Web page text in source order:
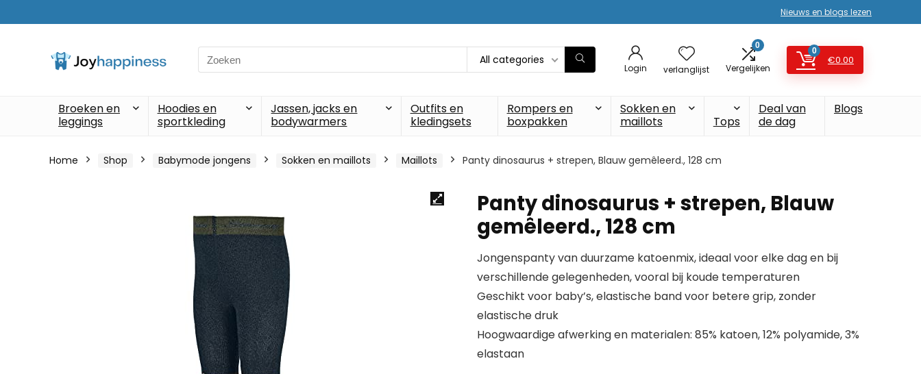
Nieuws en blogs lezen
Search
for:
All categories
Login verlanglijst
0
Vergelijken
0
€0.00
Broeken en
leggings
Hoodies en
sportkleding
Jassen, jacks en
bodywarmers
Outfits en
kledingsets
Rompers en
boxpakken
Sokken en
maillots
Tops
Deal van
de dag
Blogs
Home Shop Babymode jongens Sokken en maillots Maillots Panty dinosaurus + strepen, Blauw gemêleerd., 128 cm
Panty dinosaurus + strepen, Blauw
gemêleerd., 128 cm
Jongenspanty van duurzame katoenmix, ideaal voor elke dag en bij
verschillende gelegenheden, vooral bij koude temperaturen
Geschikt voor baby’s, elastische band voor betere grip, zonder
elastische druk
Hoogwaardige afwerking en materialen: 85% katoen, 12% polyamide, 3%
elastaan